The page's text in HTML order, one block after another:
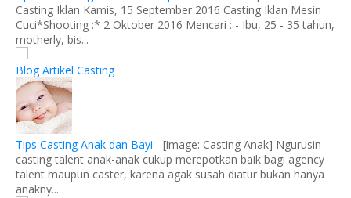
Casting Iklan Kamis, 15 September 2016 Casting Iklan Mesin
Cuci*Shooting :* 2 Oktober 2016 Mencari : - Ibu, 25 - 35 tahun,
motherly, bis...
Blog Artikel Casting
Tips Casting Anak dan Bayi - [image: Casting Anak] Ngurusin
casting talent anak-anak cukup merepotkan baik bagi agency
talent maupun caster, karena agak susah diatur bukan hanya
anakny...